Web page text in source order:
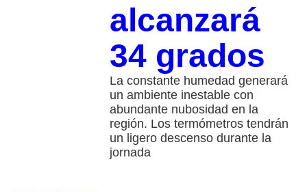
alcanzará
34 grados
La constante humedad generará
un ambiente inestable con
abundante nubosidad en la
región. Los termómetros tendrán
un ligero descenso durante la
jornada